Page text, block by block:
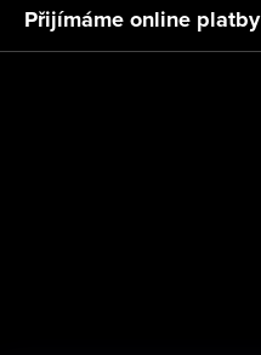
t
Přijímáme online platby